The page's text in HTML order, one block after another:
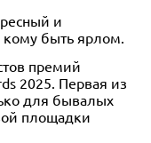
и
быть ярлом.
премий
2025. Первая из
для бывалых
площадки